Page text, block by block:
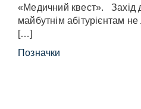
«Медичний квест». Захід
майбутнім абітурієнтам
[…]
Позначки